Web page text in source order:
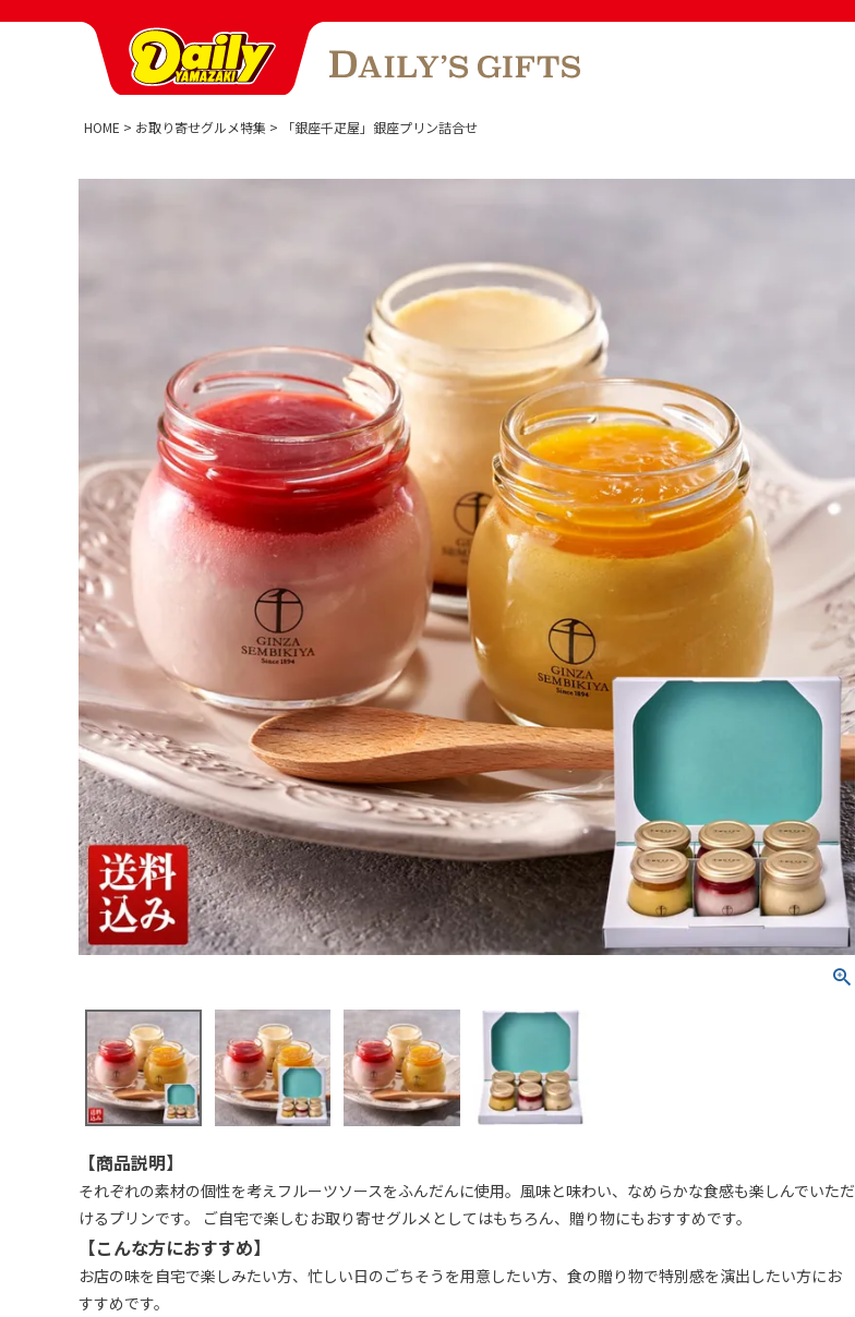
HOME お取り寄せグルメ特集 「銀座千疋屋」銀座プリン詰合せ
【商品説明】
それぞれの素材の個性を考えフルーツソースをふんだんに使用。風味と味わい、なめらかな食感も楽しんでいただ
けるプリンです。 ご自宅で楽しむお取り寄せグルメとしてはもちろん、贈り物にもおすすめです。
【こんな方におすすめ】
お店の味を自宅で楽しみたい方、忙しい日のごちそうを用意したい方、食の贈り物で特別感を演出したい方にお
すすめです。